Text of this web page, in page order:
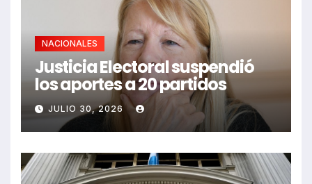
NACIONALES
Justicia Electoral suspendió
los aportes a 20 partidos
JULIO 30, 2026